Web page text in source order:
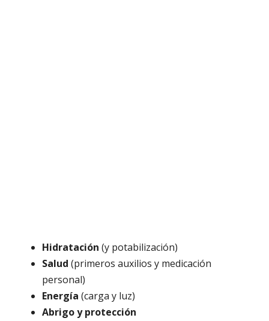
Hidratación (y potabilización)
Salud (primeros auxilios y medicación
personal)
Energía (carga y luz)
Abrigo y protección